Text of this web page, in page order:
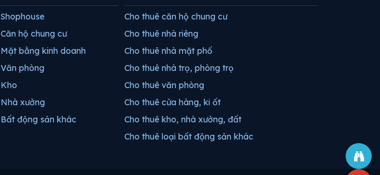
Shophouse
Căn hộ chung cư
Mặt bằng kinh doanh
Văn phòng
Kho
Nhà xưởng
Bất động sản khác
Cho thuê căn hộ chung cư
Cho thuê nhà riêng
Cho thuê nhà mặt phố
Cho thuê nhà trọ, phòng trọ
Cho thuê văn phòng
Cho thuê cửa hàng, ki ốt
Cho thuê kho, nhà xưởng, đất
Cho thuê loại bất động sản khác